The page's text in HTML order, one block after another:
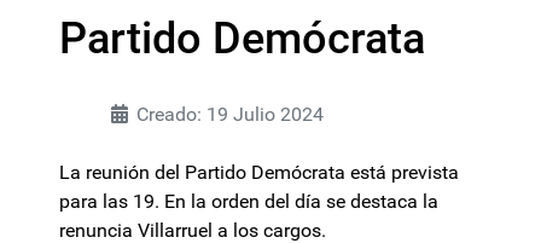
Partido Demócrata
Creado: 19 Julio 2024
La reunión del Partido Demócrata está prevista
para las 19. En la orden del día se destaca la
renuncia Villarruel a los cargos.